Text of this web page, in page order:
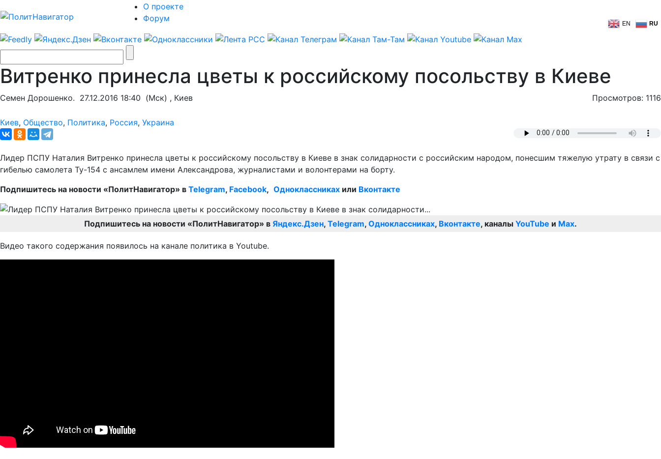
О проекте
Форум
EN RU
Витренко принесла цветы к российскому посольству в Киеве
Семен Дорошенко. 27.12.2016 18:40 (Мск) , Киев Просмотров: 1116
Киев, Общество, Политика, Россия, Украина
Лидер ПСПУ Наталия Витренко принесла цветы к российскому посольству в Киеве в знак солидарности с российским народом, понесшим тяжелую утрату в связи с
гибелью самолета Ту-154 с ансамлем имени Александрова, журналистами и волонтерами на борту.
Подпишитесь на новости «ПолитНавигатор» в Telegram, Facebook, Одноклассниках или Вконтакте
Подпишитесь на новости «ПолитНавигатор» в Яндекс.Дзен, Telegram, Одноклассниках, Вконтакте, каналы YouTube и Max.
Видео такого содержания появилось на канале политика в Youtube.